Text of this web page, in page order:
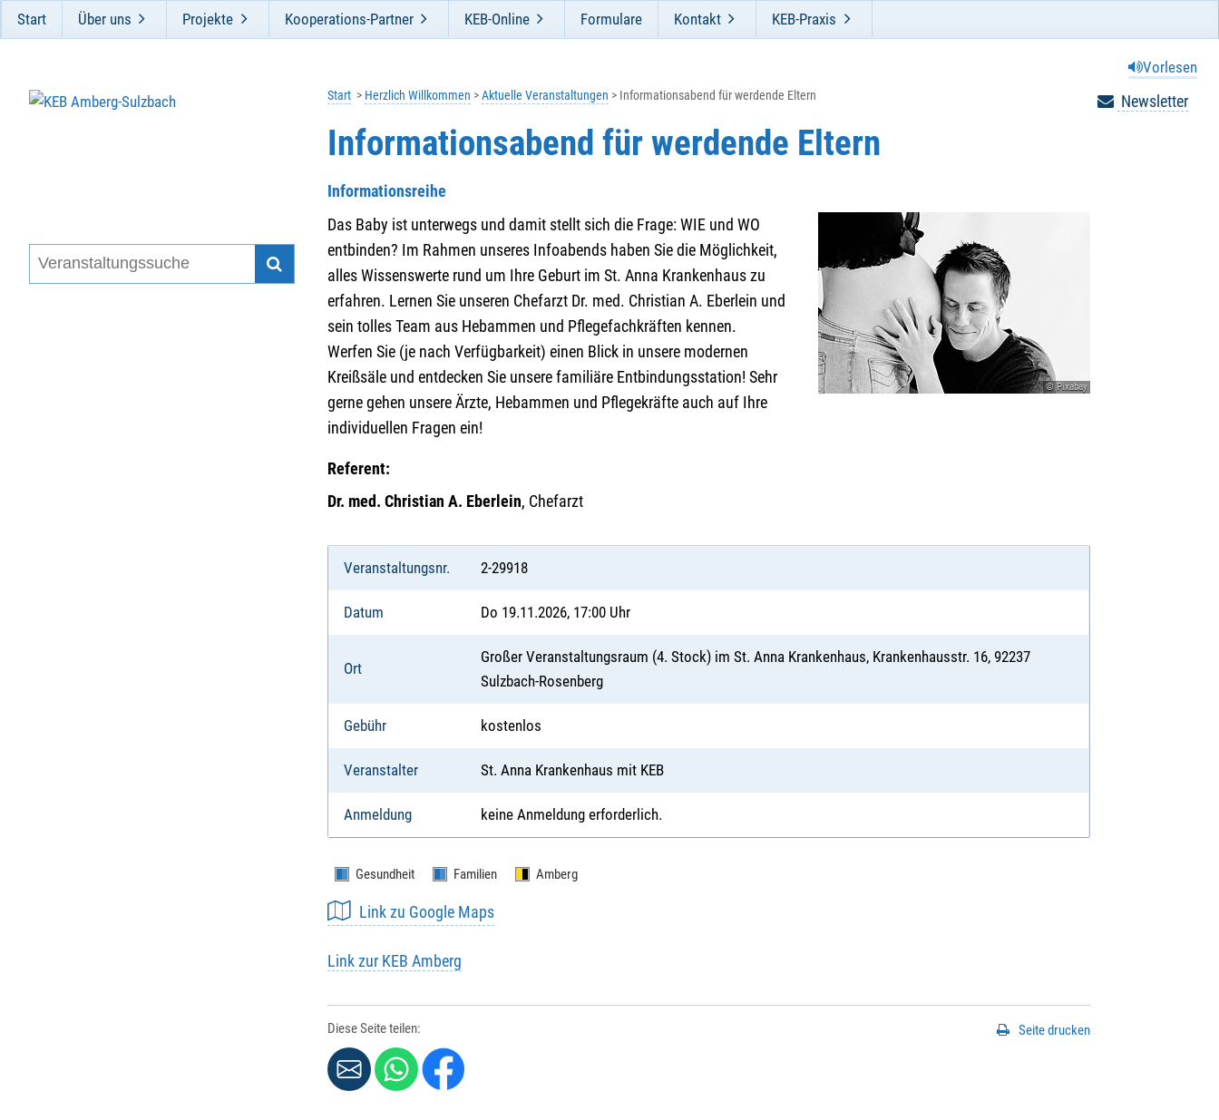
Start Über uns Projekte Kooperations-Partner KEB-Online Formulare Kontakt KEB-Praxis
Vorlesen
Newsletter
Start Herzlich Willkommen Aktuelle Veranstaltungen Informationsabend für werdende Eltern
Informationsabend für werdende Eltern
Informationsreihe
© Pixabay
Das Baby ist unterwegs und damit stellt sich die Frage: WIE und WO
entbinden? Im Rahmen unseres Infoabends haben Sie die Möglichkeit,
alles Wissenswerte rund um Ihre Geburt im St. Anna Krankenhaus zu
erfahren. Lernen Sie unseren Chefarzt Dr. med. Christian A. Eberlein und
sein tolles Team aus Hebammen und Pflegefachkräften kennen.
Werfen Sie (je nach Verfügbarkeit) einen Blick in unsere modernen
Kreißsäle und entdecken Sie unsere familiäre Entbindungsstation! Sehr
gerne gehen unsere Ärzte, Hebammen und Pflegekräfte auch auf Ihre
individuellen Fragen ein!
Referent:
Dr. med. Christian A. Eberlein, Chefarzt
Veranstaltungsnr. 2-29918
Datum Do 19.11.2026, 17:00 Uhr
Ort
Großer Veranstaltungsraum (4. Stock) im St. Anna Krankenhaus, Krankenhausstr. 16, 92237
Sulzbach-Rosenberg
Gebühr kostenlos
Veranstalter St. Anna Krankenhaus mit KEB
Anmeldung keine Anmeldung erforderlich.
Gesundheit Familien Amberg
Link zu Google Maps
Link zur KEB Amberg
Diese Seite teilen: Seite drucken